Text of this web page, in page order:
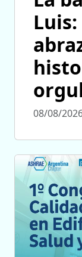
08/08/